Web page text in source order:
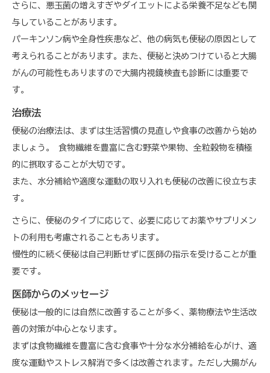
さらに、悪玉菌の増えすぎやダイエットによる栄養不足なども関
与していることがあります。
パーキンソン病や全身性疾患など、他の病気も便秘の原因として
考えられることがあります。また、便秘と決めつけていると大腸
がんの可能性もありますので大腸内視鏡検査も診断には重要で
す。
治療法
便秘の治療法は、まずは生活習慣の見直しや食事の改善から始め
ましょう。 食物繊維を豊富に含む野菜や果物、全粒穀物を積極
的に摂取することが大切です。
また、水分補給や適度な運動の取り入れも便秘の改善に役立ちま
す。
さらに、便秘のタイプに応じて、必要に応じてお薬やサプリメン
トの利用も考慮されることもあります。
慢性的に続く便秘は自己判断せずに医師の指示を受けることが重
要です。
医師からのメッセージ
便秘は一般的には自然に改善することが多く、薬物療法や生活改
善の対策が中心となります。
まずは食物繊維を豊富に含む食事や十分な水分補給を心がけ、適
度な運動やストレス解消で多くは改善されます。ただし大腸がん